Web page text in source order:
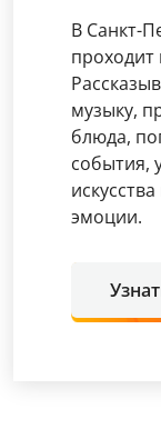
В Санкт-
проходит
музыку,
блюда,
события,
эмоции.